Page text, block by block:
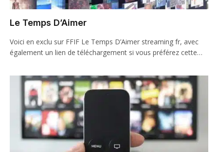
Le Temps D’Aimer
Voici en exclu sur FFIF Le Temps D’Aimer streaming fr, avec
également un lien de téléchargement si vous préférez cette…